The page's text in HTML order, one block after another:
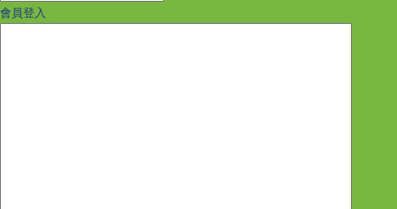
會員登入